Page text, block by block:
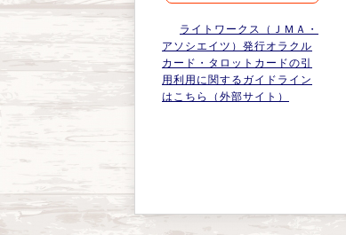
ライトワークス（ＪＭＡ・
アソシエイツ）発行オラクル
カード・タロットカードの引
用利用に関するガイドライン
はこちら（外部サイト）